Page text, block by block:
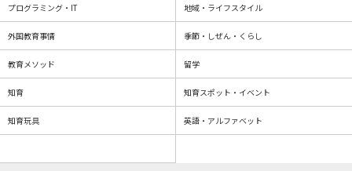
プログラミング・IT 地域・ライフスタイル
外国教育事情 季節・しぜん・くらし
教育メソッド 留学
知育 知育スポット・イベント
知育玩具 英語・アルファベット